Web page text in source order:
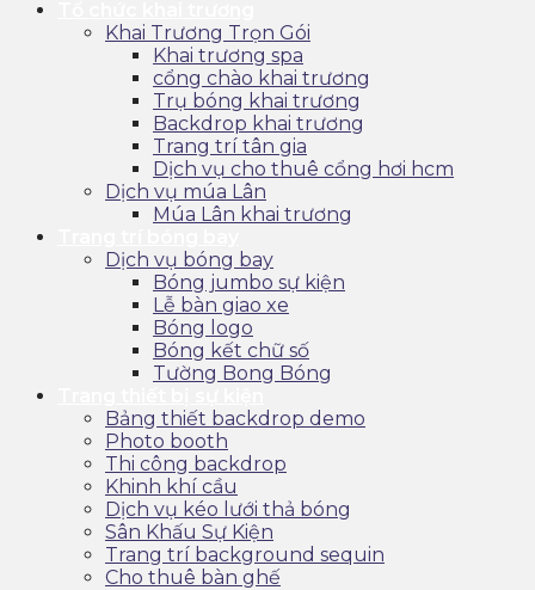
Khai Trương Trọn Gói
Khai trương spa
cổng chào khai trương
Trụ bóng khai trương
Backdrop khai trương
Trang trí tân gia
Dịch vụ cho thuê cổng hơi hcm
Dịch vụ múa Lân
Múa Lân khai trương
Dịch vụ bóng bay
Bóng jumbo sự kiện
Lễ bàn giao xe
Bóng logo
Bóng kết chữ số
Tường Bong Bóng
Bảng thiết backdrop demo
Photo booth
Thi công backdrop
Khinh khí cầu
Dịch vụ kéo lưới thả bóng
Sân Khấu Sự Kiện
Trang trí background sequin
Cho thuê bàn ghế